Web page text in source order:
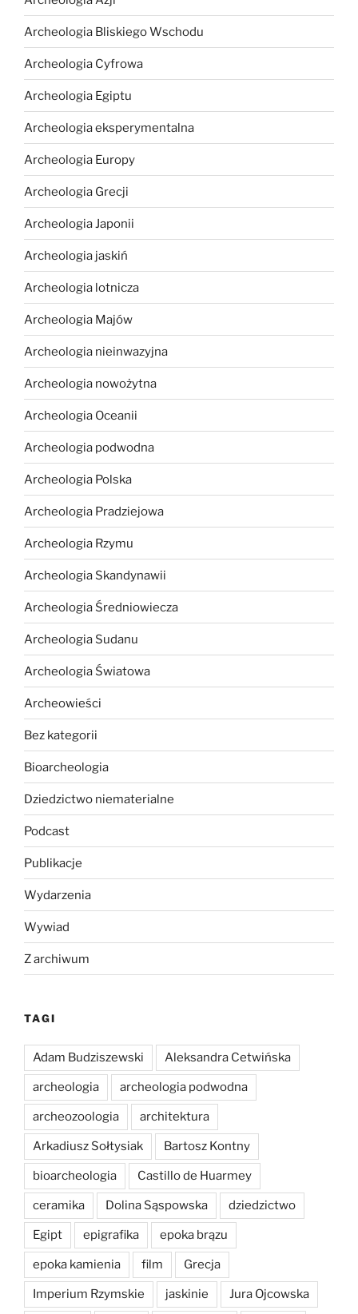
Archeologia Bliskiego Wschodu
Archeologia Cyfrowa
Archeologia Egiptu
Archeologia eksperymentalna
Archeologia Europy
Archeologia Grecji
Archeologia Japonii
Archeologia jaskiń
Archeologia lotnicza
Archeologia Majów
Archeologia nieinwazyjna
Archeologia nowożytna
Archeologia Oceanii
Archeologia podwodna
Archeologia Polska
Archeologia Pradziejowa
Archeologia Rzymu
Archeologia Skandynawii
Archeologia Średniowiecza
Archeologia Sudanu
Archeologia Światowa
Archeowieści
Bez kategorii
Bioarcheologia
Dziedzictwo niematerialne
Podcast
Publikacje
Wydarzenia
Wywiad
Z archiwum
TAGI
Adam Budziszewski Aleksandra Cetwińska
archeologia archeologia podwodna
archeozoologia architektura
Arkadiusz Sołtysiak Bartosz Kontny
bioarcheologia Castillo de Huarmey
ceramika Dolina Sąspowska dziedzictwo
Egipt epigrafika epoka brązu
epoka kamienia film Grecja
Imperium Rzymskie jaskinie Jura Ojcowska